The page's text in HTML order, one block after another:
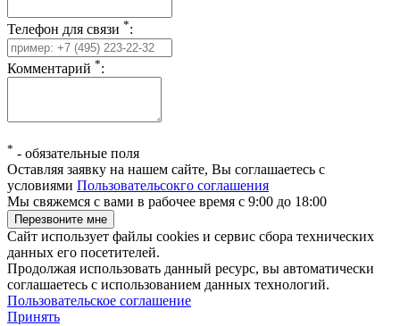
Телефон для связи *:
Комментарий *:
* - обязательные поля
Оставляя заявку на нашем сайте, Вы соглашаетесь с
условиями Пользовательсокго соглашения
Мы свяжемся с вами в рабочее время с 9:00 до 18:00
Сайт использует файлы cookies и сервис сбора технических
данных его посетителей.
Продолжая использовать данный ресурс, вы автоматически
соглашаетесь с использованием данных технологий.
Пользовательское соглашение
Принять